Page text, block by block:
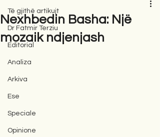
Të gjithë artikujt
Dr Fatmir Terziu
Editorial
Analiza
Arkiva
Ese
Speciale
Opinione
Nexhbedin Basha: Një
mozaik ndjenjash